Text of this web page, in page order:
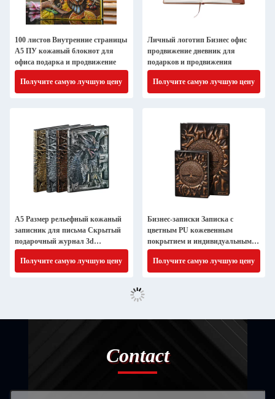
100 листов Внутренние страницы
А5 ПУ кожаный блокнот для
офиса подарка и продвижение
Получите самую лучшую цену
Личный логотип Бизнес офис
продвижение дневник для
подарков и продвижения
Получите самую лучшую цену
А5 Размер рельефный кожаный
записник для письма Скрытый
подарочный журнал 3d
Античный дракон
Получите самую лучшую цену
Бизнес-записки Записка с
цветным PU кожевенным
покрытием и индивидуальным
дизайном
Получите самую лучшую цену
Contact